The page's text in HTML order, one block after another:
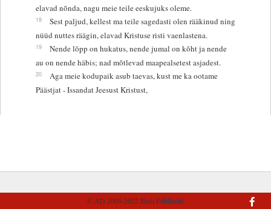
elavad nõnda, nagu meie teile eeskujuks oleme.
18
Sest paljud, kellest ma teile sagedasti olen rääkinud ning
nüüd nuttes räägin, elavad Kristuse risti vaenlastena.
19
Nende lõpp on hukatus, nende jumal on kõht ja nende
au on nende häbis; nad mõtlevad maapealsetest asjadest.
20
Aga meie kodupaik asub taevas, kust me ka ootame
Päästjat - Issandat Jeesust Kristust,
© AD 2005-2022Eesti Piibliselts